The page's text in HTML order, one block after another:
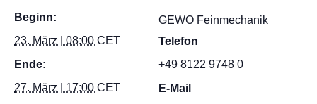
Beginn:
23. März | 08:00 CET
Ende:
27. März | 17:00 CET
GEWO Feinmechanik
Telefon
+49 8122 9748 0
E-Mail